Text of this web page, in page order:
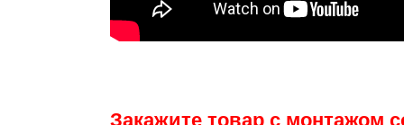
Закажите товар с монтажом